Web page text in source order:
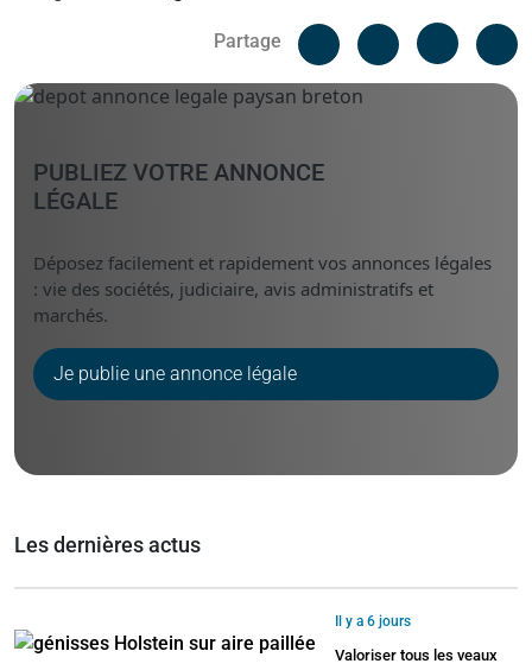
Partage
Facebook
Linked
PUBLIEZ VOTRE ANNONCE
LÉGALE
Déposez facilement et rapidement vos annonces légales
: vie des sociétés, judiciaire, avis administratifs et
marchés.
Je publie une annonce légale
Les dernières actus
Il y a 6 jours
Valoriser tous les veaux